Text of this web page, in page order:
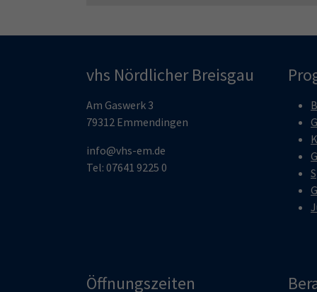
vhs Nördlicher Breisgau
Am Gaswerk 3
79312 Emmendingen
info@vhs-em.de
Tel: 07641 9225 0
Öffnungszeiten